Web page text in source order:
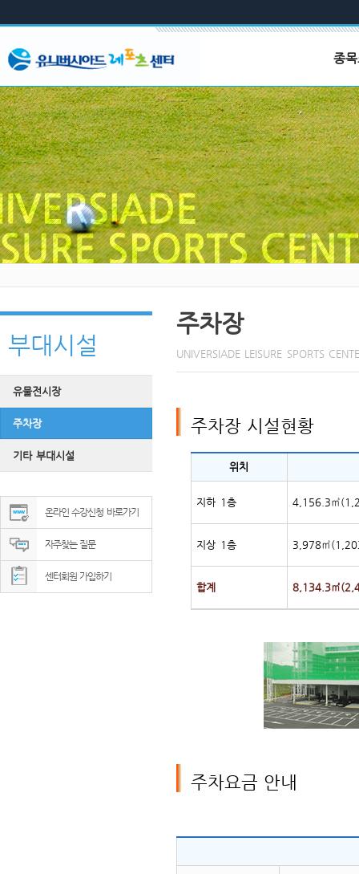
본문영역 바로가기
주메뉴 바로가기
상단메뉴 바로가기
부메뉴 바로가기
하단영역 바로가기
유니버시아드 레포츠 센터 종
골프
시설
이용
프로
갤러
수영
시설
이용
프로
갤러
시설
갤러
사우나
부대시설
유물전시장
주차장
기타 부대시설
온라인 수강신청 바로가기
자주찾는 질문
센터회원 가입하기
주차장
UNIVERSIADE LEISURE SPORTS
주차장 시설현황
위치
지하 1층 4,156.3㎥
지상 1층 3,978㎡
합계 8,134.3㎡
주차요금 안내